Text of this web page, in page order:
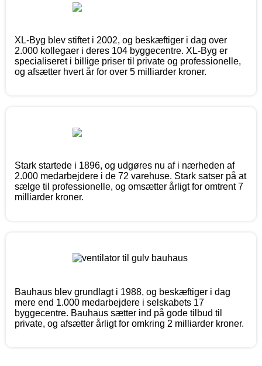
XL-Byg blev stiftet i 2002, og beskæftiger i dag over
2.000 kollegaer i deres 104 byggecentre. XL-Byg er
specialiseret i billige priser til private og professionelle,
og afsætter hvert år for over 5 milliarder kroner.
Stark startede i 1896, og udgøres nu af i nærheden af
2.000 medarbejdere i de 72 varehuse. Stark satser på at
sælge til professionelle, og omsætter årligt for omtrent 7
milliarder kroner.
Bauhaus blev grundlagt i 1988, og beskæftiger i dag
mere end 1.000 medarbejdere i selskabets 17
byggecentre. Bauhaus sætter ind på gode tilbud til
private, og afsætter årligt for omkring 2 milliarder kroner.